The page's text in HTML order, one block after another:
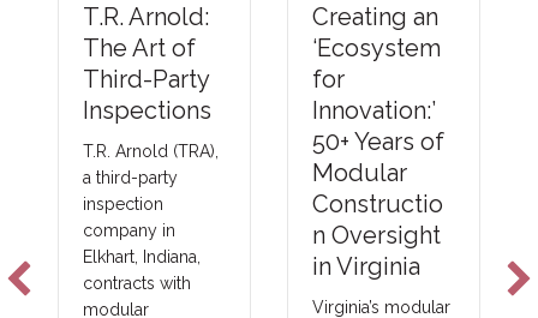
Creating an
‘Ecosystem
for
Innovation:’
50+ Years of
Modular
Constructio
n Oversight
in Virginia
Virginia’s modular
Understandi
ng Thermal
Barriers
Compliance
Methods &
Emerging
NFPA-275
Foam Plastic
Technologie
s